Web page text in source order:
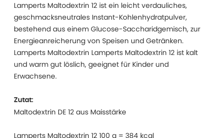
Lamperts Maltodextrin 12 ist ein leicht verdauliches,
geschmacksneutrales Instant-Kohlenhydratpulver,
bestehend aus einem Glucose-Saccharidgemisch, zur
Energieanreicherung von Speisen und Getränken.
Lamperts Maltodextrin Lamperts Maltodextrin 12 ist kalt
und warm gut löslich, geeignet für Kinder und
Erwachsene.
Zutat:
Maltodextrin DE 12 aus Maisstärke
Lamperts Maltodextrin 12 100 g = 384 kcal